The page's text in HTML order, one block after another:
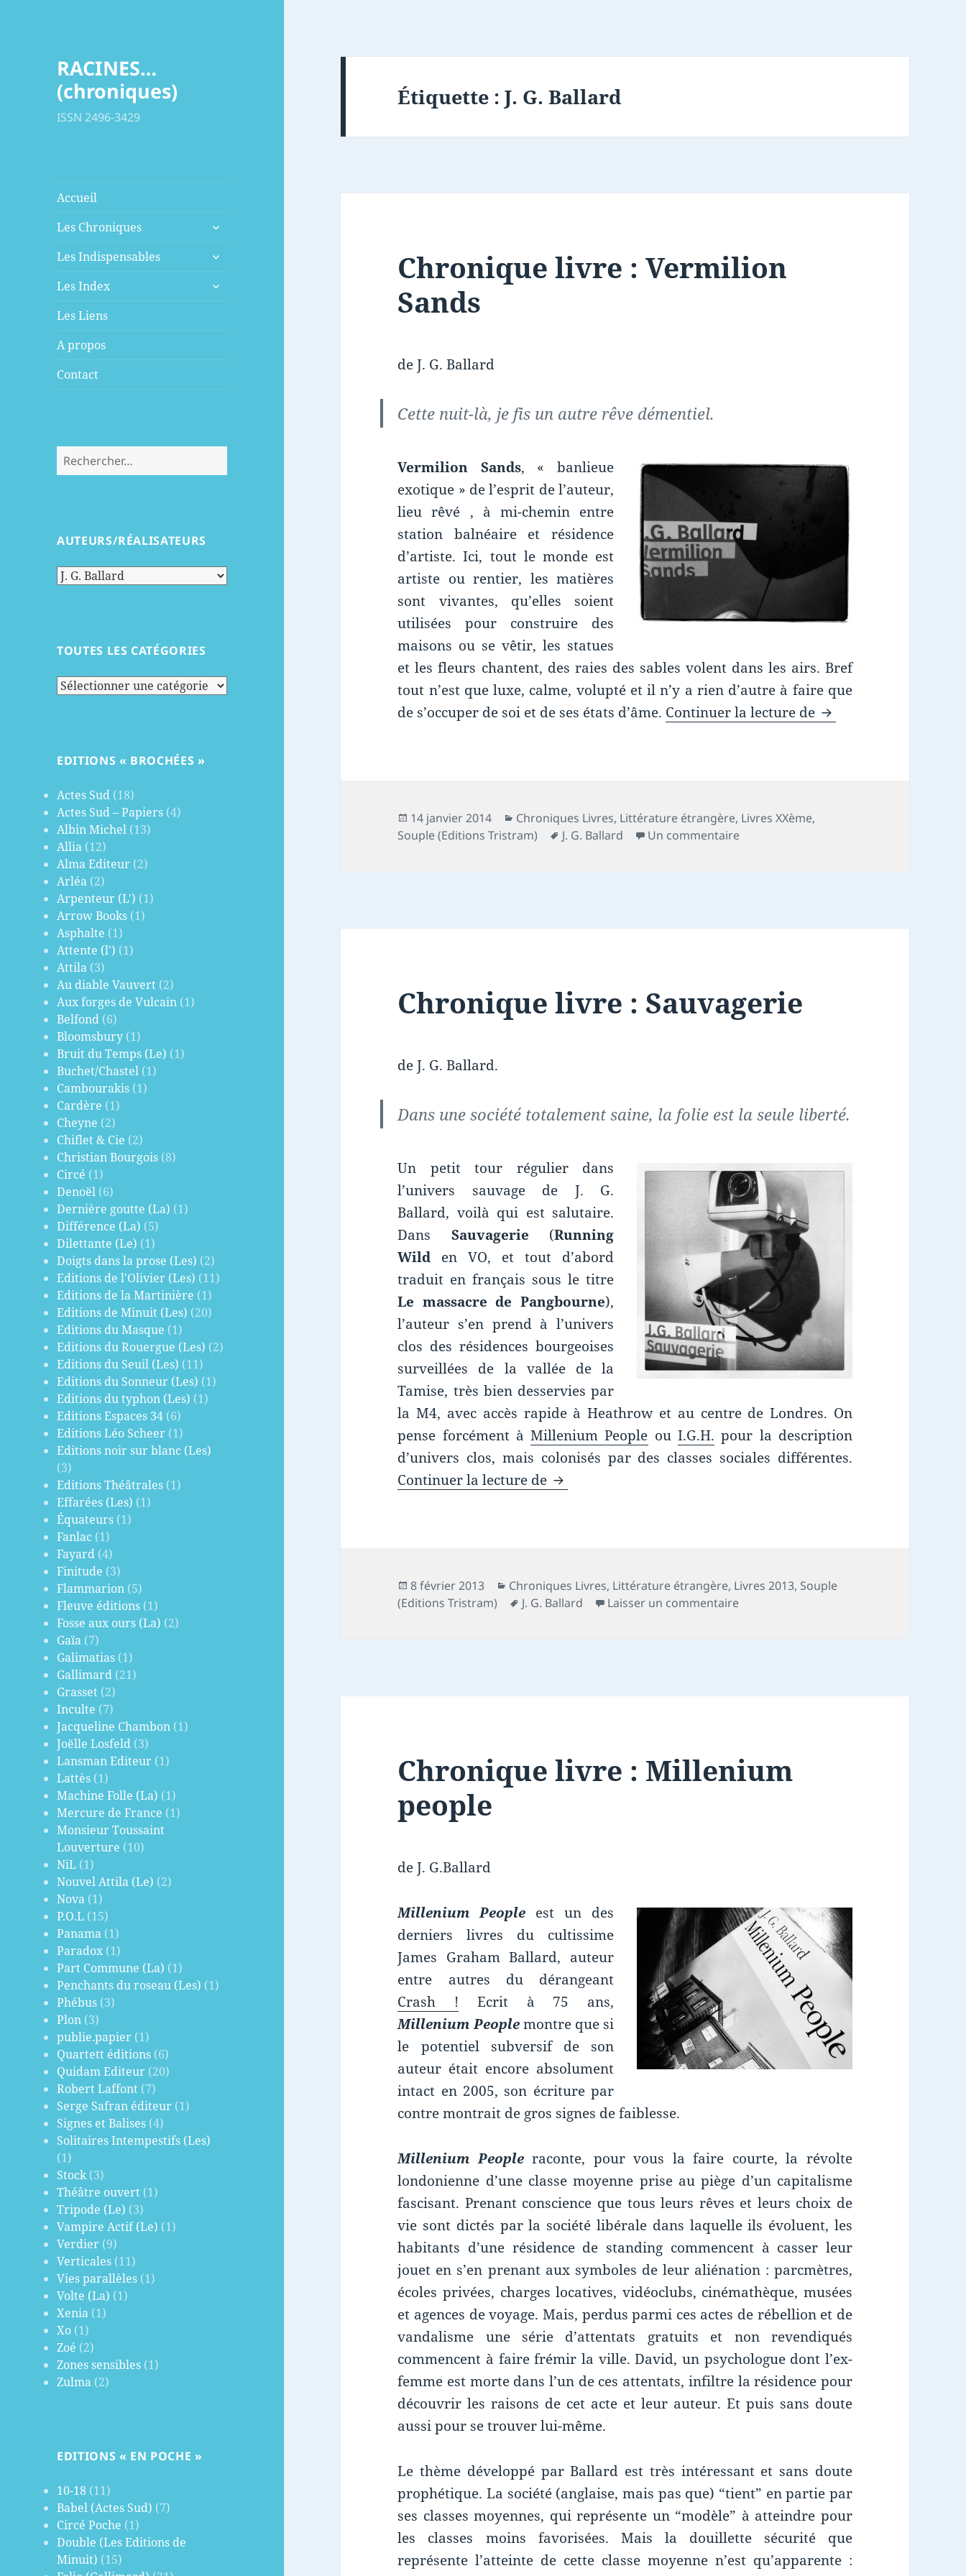
RACINES…
(chroniques)
ISSN 2496-3429
Accueil
Les Chroniques
ouvrir
sous-
Les Indispensables
ouvrir
sous-
Les Index
ouvrir
Les Liens
A propos
Contact
Rechercher :
AUTEURS/RÉALISATEURS
TOUTES LES CATÉGORIES
Toutes
EDITIONS « BROCHÉES »
Actes Sud (18)
Actes Sud – Papiers (4)
Albin Michel (13)
Allia (12)
Alma Editeur (2)
Arléa (2)
Arpenteur (L') (1)
Arrow Books (1)
Asphalte (1)
Attente (l') (1)
Attila (3)
Au diable Vauvert (2)
Aux forges de Vulcain (1)
Belfond (6)
Bloomsbury (1)
Bruit du Temps (Le) (1)
Buchet/Chastel (1)
Cambourakis (1)
Cardère (1)
Cheyne (2)
Chiflet & Cie (2)
Christian Bourgois (8)
Circé (1)
Denoël (6)
Dernière goutte (La) (1)
Différence (La) (5)
Dilettante (Le) (1)
Doigts dans la prose (Les) (2)
Editions de l'Olivier (Les) (11)
Editions de la Martinière (1)
Editions de Minuit (Les) (20)
Editions du Masque (1)
Editions du Rouergue (Les) (2)
Editions du Seuil (Les) (11)
Editions du Sonneur (Les) (1)
Editions du typhon (Les) (1)
Editions Espaces 34 (6)
Editions Léo Scheer (1)
Editions noir sur blanc (Les)
(3)
Editions Théâtrales (1)
Effarées (Les) (1)
Équateurs (1)
Fanlac (1)
Fayard (4)
Finitude (3)
Flammarion (5)
Fleuve éditions (1)
Fosse aux ours (La) (2)
Gaïa (7)
Galimatias (1)
Gallimard (21)
Grasset (2)
Inculte (7)
Jacqueline Chambon (1)
Joëlle Losfeld (3)
Lansman Editeur (1)
Lattès (1)
Machine Folle (La) (1)
Mercure de France (1)
Monsieur Toussaint
Louverture (10)
NiL (1)
Nouvel Attila (Le) (2)
Nova (1)
P.O.L (15)
Panama (1)
Paradox (1)
Part Commune (La) (1)
Penchants du roseau (Les) (1)
Phébus (3)
Plon (3)
publie.papier (1)
Quartett éditions (6)
Quidam Editeur (20)
Robert Laffont (7)
Serge Safran éditeur (1)
Signes et Balises (4)
Solitaires Intempestifs (Les)
(1)
Stock(3)
Théâtre ouvert (1)
Tripode (Le) (3)
Vampire Actif (Le) (1)
Verdier (9)
Verticales (11)
Vies parallèles (1)
Volte (La) (1)
Xenia (1)
Xo (1)
Zoé (2)
Zones sensibles (1)
Zulma (2)
EDITIONS « EN POCHE »
10-18 (11)
Babel (Actes Sud) (7)
Circé Poche (1)
Double (Les Editions de
Minuit) (15)
Étiquette :J. G. Ballard
Chronique livre : Vermilion
Sands
de J. G. Ballard
Cette nuit-là, je fis un autre rêve démentiel.
Vermilion Sands, « banlieue
exotique » de l’esprit de l’auteur,
lieu rêvé , à mi-chemin entre
station balnéaire et résidence
d’artiste. Ici, tout le monde est
artiste ou rentier, les matières
sont vivantes, qu’elles soient
utilisées pour construire des
maisons ou se vêtir, les statues
et les fleurs chantent, des raies des sables volent dans les airs. Bref
tout n’est que luxe, calme, volupté et il n’y a rien d’autre à faire que
de s’occuper de soi et de ses états d’âme. Continuer la lecture de Chronique livre :
Publié
le
14 janvier 2014 Catégories
Chroniques Livres, Littérature étrangère, Livres XXème,
Souple (Editions Tristram)
Mots-
J. G. Ballard Un commentairesur Chronique livre : Vermilion Sands
Chronique livre : Sauvagerie
de J. G. Ballard.
Dans une société totalement saine, la folie est la seule liberté.
Un petit tour régulier dans
l’univers sauvage de J. G.
Ballard, voilà qui est salutaire.
Dans Sauvagerie (Running
Wild en VO, et tout d’abord
traduit en français sous le titre
Le massacre de Pangbourne),
l’auteur s’en prend à l’univers
clos des résidences bourgeoises
surveillées de la vallée de la
Tamise, très bien desservies par
la M4, avec accès rapide à Heathrow et au centre de Londres. On
pense forcément àMillenium People ouI.G.H. pour la description
d’univers clos, mais colonisés par des classes sociales différentes.
Continuer la lecture de Chronique livre : Sauvagerie
Publié
le
8 février 2013 Catégories
Chroniques Livres, Littérature étrangère, Livres 2013, Souple
(Editions Tristram)
Mots-
J. G. Ballard Laisser un commentairesur Chronique livre : Sauvagerie
Chronique livre : Millenium
people
de J. G.Ballard
Millenium People est un des
derniers livres du cultissime
James Graham Ballard, auteur
entre autres du dérangeant
Crash ! Ecrit à 75 ans,
Millenium Peoplemontre que si
le potentiel subversif de son
auteur était encore absolument
intact en 2005, son écriture par
contre montrait de gros signes de faiblesse.
Millenium Peopleraconte, pour vous la faire courte, la révolte
londonienne d’une classe moyenne prise au piège d’un capitalisme
fascisant. Prenant conscience que tous leurs rêves et leurs choix de
vie sont dictés par la société libérale dans laquelle ils évoluent, les
habitants d’une résidence de standing commencent à casser leur
jouet en s’en prenant aux symboles de leur aliénation : parcmètres,
écoles privées, charges locatives, vidéoclubs, cinémathèque, musées
et agences de voyage. Mais, perdus parmi ces actes de rébellion et de
vandalisme une série d’attentats gratuits et non revendiqués
commencent à faire frémir la ville. David, un psychologue dont l’ex-
femme est morte dans l’un de ces attentats, infiltre la résidence pour
découvrir les raisons de cet acte et leur auteur. Et puis sans doute
aussi pour se trouver lui-même.
Le thème développé par Ballard est très intéressant et sans doute
prophétique. La société (anglaise, mais pas que) “tient” en partie par
ses classes moyennes, qui représente un “modèle” à atteindre pour
les classes moins favorisées. Mais la douillette sécurité que
représente l’atteinte de cette classe moyenne n’est qu’apparente :